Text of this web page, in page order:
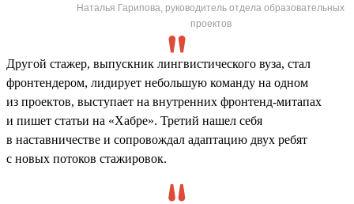
Наталья Гарипова, руководитель отдела образовательных
проектов
Другой стажер, выпускник лингвистического вуза, стал
фронтендером, лидирует небольшую команду на одном
из проектов, выступает на внутренних фронтенд-митапах
и пишет статьи на «Хабре». Третий нашел себя
в наставничестве и сопровождал адаптацию двух ребят
с новых потоков стажировок.